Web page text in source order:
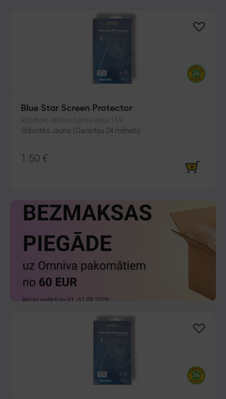
Blue Star Screen Protector
Rēzekne, Atbrīvošanas aleja 119
Stāvoklis Jauns (Garantija 24 mēneši)
1.50 €